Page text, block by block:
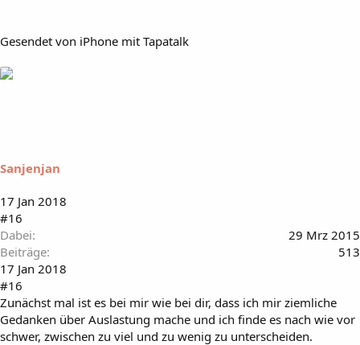
Gesendet von iPhone mit Tapatalk
Sanjenjan
17 Jan 2018
#16
Dabei
29 Mrz 2015
Beiträge
513
17 Jan 2018
#16
Zunächst mal ist es bei mir wie bei dir, dass ich mir ziemliche
Gedanken über Auslastung mache und ich finde es nach wie vor
schwer, zwischen zu viel und zu wenig zu unterscheiden.